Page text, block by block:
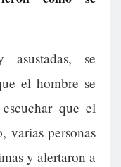
asustadas, se
el hombre se
que el
varias personas
y alertaron a